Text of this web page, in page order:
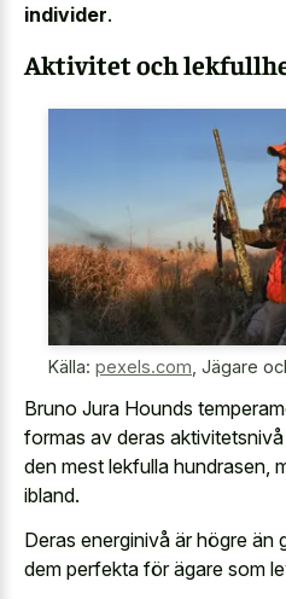
individer.
Aktivitet och
Källa: pexels.com Jägare
Bruno Jura Hounds
formas av deras
den mest lekfulla hundrasen,
ibland.
Deras energinivå är högre än
dem perfekta för ägare som